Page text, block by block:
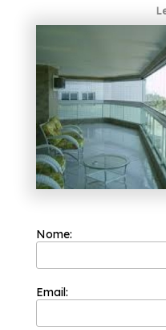
Procurando por
Sacadas na Vila
que você
produtos e
alternativas
envidraçamento
banheiros e portas
cada trabalho de
objetiva, saiba
com
Nome:
Email: